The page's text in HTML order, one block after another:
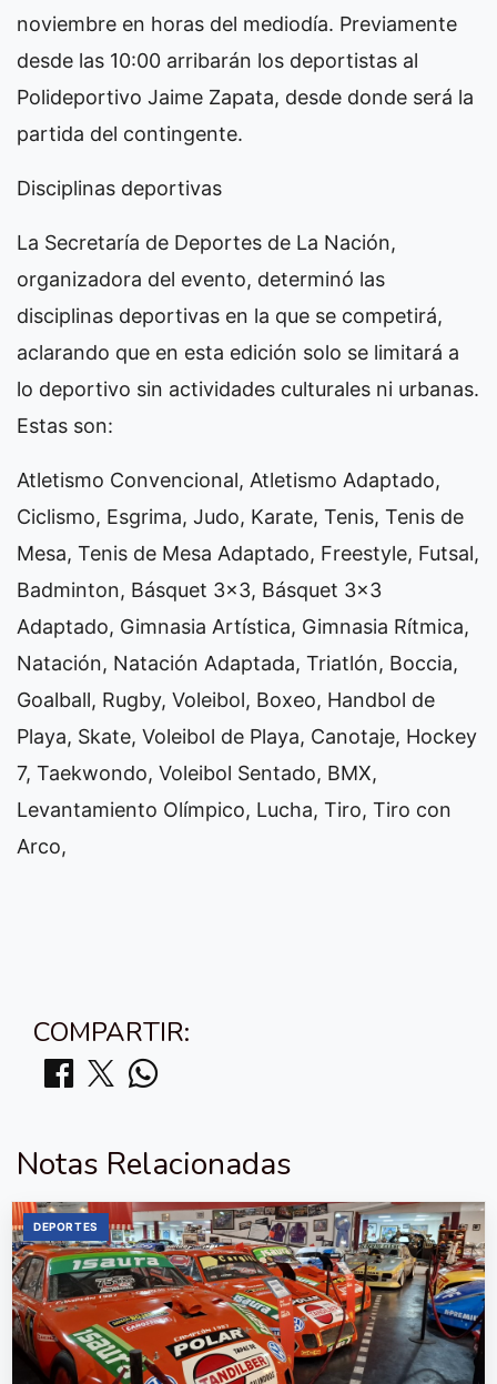
noviembre en horas del mediodía. Previamente
desde las 10:00 arribarán los deportistas al
Polideportivo Jaime Zapata, desde donde será la
partida del contingente.
Disciplinas deportivas
La Secretaría de Deportes de La Nación,
organizadora del evento, determinó las
disciplinas deportivas en la que se competirá,
aclarando que en esta edición solo se limitará a
lo deportivo sin actividades culturales ni urbanas.
Estas son:
Atletismo Convencional, Atletismo Adaptado,
Ciclismo, Esgrima, Judo, Karate, Tenis, Tenis de
Mesa, Tenis de Mesa Adaptado, Freestyle, Futsal,
Badminton, Básquet 3x3, Básquet 3x3
Adaptado, Gimnasia Artística, Gimnasia Rítmica,
Natación, Natación Adaptada, Triatlón, Boccia,
Goalball, Rugby, Voleibol, Boxeo, Handbol de
Playa, Skate, Voleibol de Playa, Canotaje, Hockey
7, Taekwondo, Voleibol Sentado, BMX,
Levantamiento Olímpico, Lucha, Tiro, Tiro con
Arco,
COMPARTIR:
Notas Relacionadas
DEPORTES